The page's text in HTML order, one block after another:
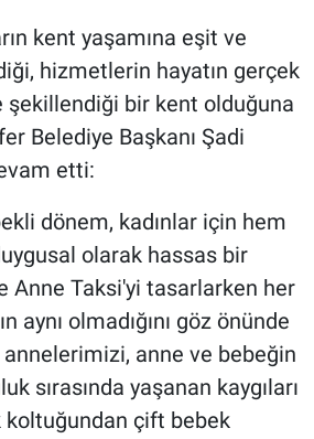
kent yaşamına eşit ve
hizmetlerin hayatın gerçek
şekillendiği bir kent olduğuna
Belediye Başkanı Şadi
etti:
dönem, kadınlar için hem
olarak hassas bir
Anne Taksi'yi tasarlarken her
aynı olmadığını göz önünde
anne ve bebeğin
sırasında yaşanan kaygıları
koltuğundan çift bebek